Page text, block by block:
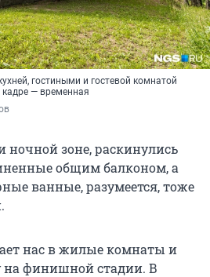
гостиными и гостевой комнатой
кадре — временная
зоне, раскинулись
общим балконом, а
ванные, разумеется, тоже
нас в жилые комнаты и
на финишной стадии. В